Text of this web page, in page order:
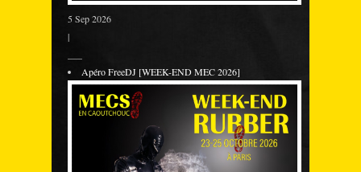
5 Sep 2026
|
Apéro FreeDJ [WEEK-END MEC 2026]